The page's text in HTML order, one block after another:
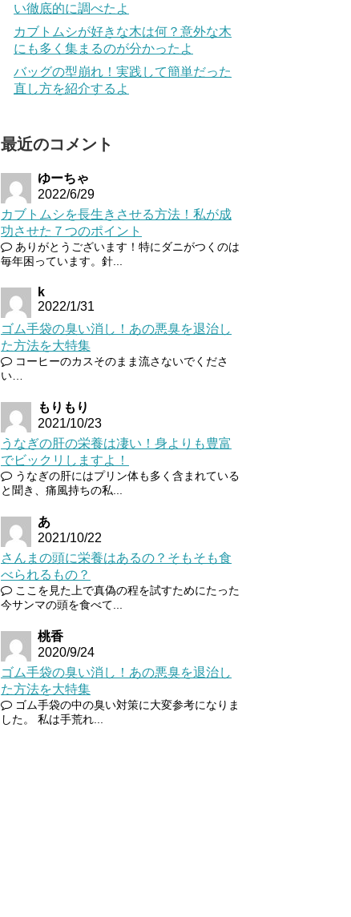
い徹底的に調べたよ
カブトムシが好きな木は何？意外な木
にも多く集まるのが分かったよ
バッグの型崩れ！実践して簡単だった
直し方を紹介するよ
最近のコメント
ゆーちゃ
2022/6/29
カブトムシを長生きさせる方法！私が成
功させた７つのポイント
ありがとうございます！特にダニがつくのは
毎年困っています。針...
k
2022/1/31
ゴム手袋の臭い消し！あの悪臭を退治し
た方法を大特集
コーヒーのカスそのまま流さないでくださ
い…
もりもり
2021/10/23
うなぎの肝の栄養は凄い！身よりも豊富
でビックリしますよ！
うなぎの肝にはプリン体も多く含まれている
と聞き、痛風持ちの私...
あ
2021/10/22
さんまの頭に栄養はあるの？そもそも食
べられるもの？
ここを見た上で真偽の程を試すためにたった
今サンマの頭を食べて...
桃香
2020/9/24
ゴム手袋の臭い消し！あの悪臭を退治し
た方法を大特集
ゴム手袋の中の臭い対策に大変参考になりま
した。 私は手荒れ...